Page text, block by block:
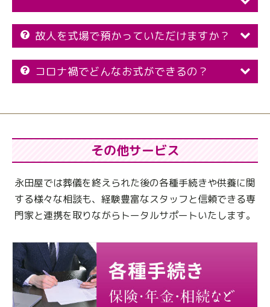
故人を式場で預かっていただけますか？
コロナ禍でどんなお式ができるの？
その他サービス
永田屋では葬儀を終えられた後の各種手続きや供養に関
する様々な相談も、 経験豊富なスタッフと信頼できる専
門家と連携を取りながらトータルサポートいたします。